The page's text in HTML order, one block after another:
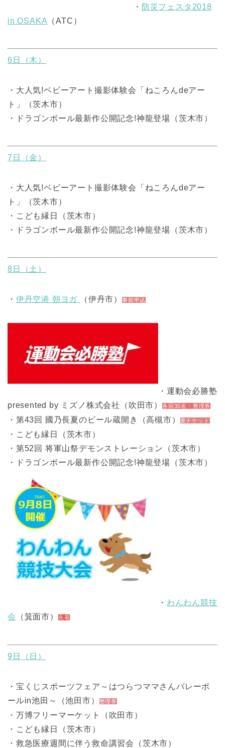
・ 防災フェスタ2018
in OSAKA （ATC）
6日（木）
・大人気!ベビーアート撮影体験会「ねころんdeアー
ト」（茨木市）
・ドラゴンボール最新作公開記念!神龍登場（茨木市）
7日（金）
・大人気!ベビーアート撮影体験会「ねころんdeアー
ト」（茨木市）
・こども縁日（茨木市）
・ドラゴンボール最新作公開記念!神龍登場（茨木市）
8日（土）
・ 伊丹空港 朝ヨガ （伊丹市）事前申込
・運動会必勝塾
presented by ミズノ株式会社（吹田市）
各回30名・整理券
・第43回 國乃長夏のビール蔵開き（高槻市） 要チケット
・こども縁日（茨木市）
・第52回 将軍山祭デモンストレーション（茨木市）
・ドラゴンボール最新作公開記念!神龍登場（茨木市）
・ わんわん競技
会
（箕面市） 先着
9日（日）
・宝くじスポーツフェア～はつらつママさんバレーボ
ールin池田～（池田市）
整理券
・万博フリーマーケット（吹田市）
・こども縁日（茨木市）
・救急医療週間に伴う救命講習会（茨木市）